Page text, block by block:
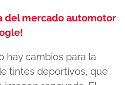
del mercado automotor
hay cambios para la
tintes deportivos, que